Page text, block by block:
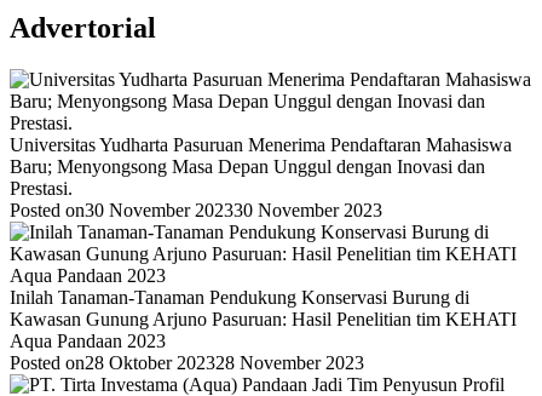
Advertorial
Universitas Yudharta Pasuruan Menerima Pendaftaran Mahasiswa
Baru; Menyongsong Masa Depan Unggul dengan Inovasi dan
Prestasi.
Posted on30 November 202330 November 2023
Inilah Tanaman-Tanaman Pendukung Konservasi Burung di
Kawasan Gunung Arjuno Pasuruan: Hasil Penelitian tim KEHATI
Aqua Pandaan 2023
Posted on28 Oktober 202328 November 2023